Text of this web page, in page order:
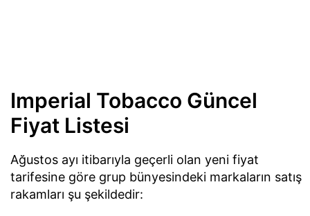
Imperial Tobacco Güncel
Fiyat Listesi
Ağustos ayı itibarıyla geçerli olan yeni fiyat
tarifesine göre grup bünyesindeki markaların satış
rakamları şu şekildedir: